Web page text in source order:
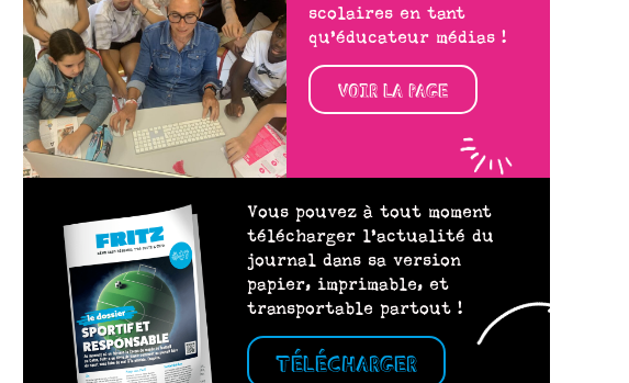
scolaires en tant
qu’éducateur médias !
VOIR LA PAGE
Vous pouvez à tout moment
télécharger l’actualité du
journal dans sa version
papier, imprimable, et
transportable partout !
TÉLÉCHARGER